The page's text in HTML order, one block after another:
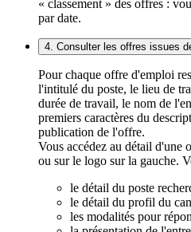
« classement » des offres :
par date.
4. Consulter les offres issues
Pour chaque offre d'emploi
l'intitulé du poste, le lieu de
durée de travail, le nom de
premiers caractères du
publication de l'offre.
Vous accédez au détail d'une
ou sur le logo sur la gauche.
le détail du poste
le détail du profil du
les modalités pour